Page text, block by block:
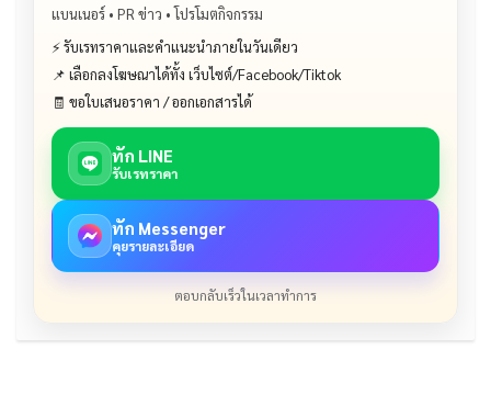
แบนเนอร์ • PR ข่าว • โปรโมตกิจกรรม
⚡ รับเรทราคาและคำแนะนำภายในวันเดียว
📌 เลือกลงโฆษณาได้ทั้ง เว็บไซต์/Facebook/Tiktok
🧾 ขอใบเสนอราคา / ออกเอกสารได้
ทัก LINE
รับเรทราคา
ทัก Messenger
คุยรายละเอียด
ตอบกลับเร็วในเวลาทำการ